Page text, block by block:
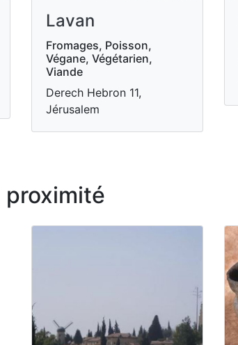
Lavan
Fromages, Poisson,
Végane, Végétarien,
Viande
Derech Hebron 11,
Jérusalem